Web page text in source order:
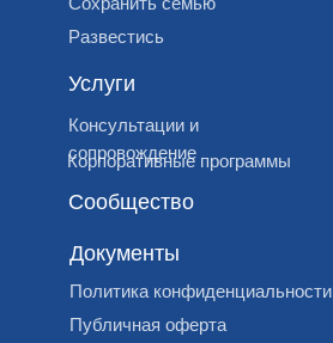
Развестись
Услуги
Сообщество
Консультации и
сопровождение
Корпоративные программы
Документы
Политика конфиденциальности
Публичная оферта